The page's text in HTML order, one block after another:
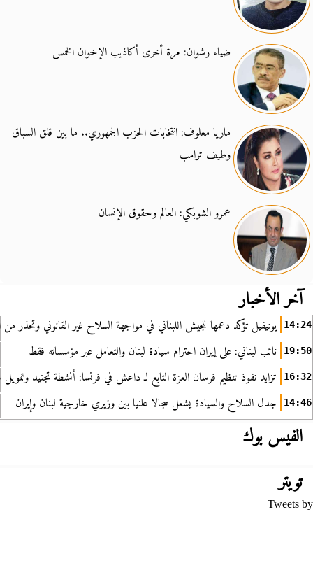
ضياء رشوان: مرة أخرى أكاذيب الإخوان الخمس
ماريا معلوف: انتخابات الحزب الجمهوري.. ما بين قلق السباق
وطيف ترامب
عمرو الشوبكي: العالم وحقوق الإنسان
آخر الأخبار
14:24 يونيفيل تؤكد دعمها للجيش اللبناني في مواجهة السلاح غير القانوني وتحذر من
19:50 نائب لبناني: على إيران احترام سيادة لبنان والتعامل عبر مؤسساته فقط
16:32 تزايد نفوذ تنظيم فرسان العزة التابع لـ داعش في فرنسا: أنشطة تجنيد
14:46 جدل السلاح والسيادة يشعل سجالا علنيا بين وزيري خارجية لبنان وإيران
الفيس بوك
تويتر
Tweets by